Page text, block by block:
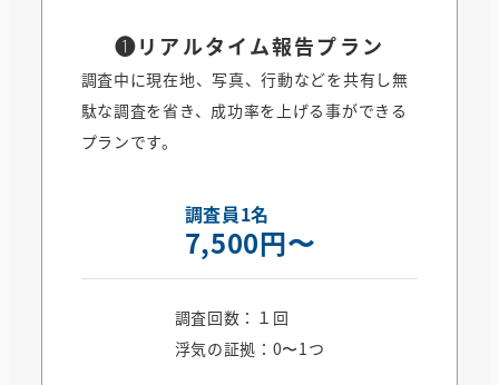
❶リアルタイム報告プラン
調査員1名
7,500円〜
調査中に現在地、写真、行動などを共有し無
駄な調査を省き、成功率を上げる事ができる
プランです。
調査回数：１回
浮気の証拠：0〜1つ